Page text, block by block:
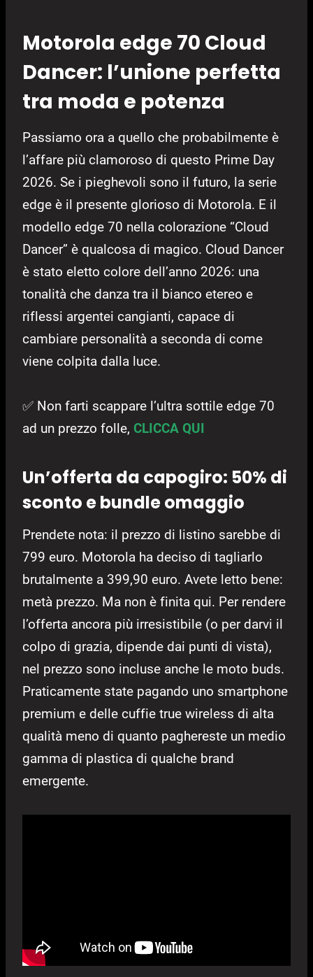
Motorola edge 70 Cloud
Dancer: l’unione perfetta
tra moda e potenza
Passiamo ora a quello che probabilmente è
l’affare più clamoroso di questo Prime Day
2026. Se i pieghevoli sono il futuro, la serie
edge è il presente glorioso di Motorola. E il
modello edge 70 nella colorazione “Cloud
Dancer” è qualcosa di magico. Cloud Dancer
è stato eletto colore dell’anno 2026: una
tonalità che danza tra il bianco etereo e
riflessi argentei cangianti, capace di
cambiare personalità a seconda di come
viene colpita dalla luce.
✅ Non farti scappare l’ultra sottile edge 70
ad un prezzo folle, CLICCA QUI
Un’offerta da capogiro: 50% di
sconto e bundle omaggio
Prendete nota: il prezzo di listino sarebbe di
799 euro. Motorola ha deciso di tagliarlo
brutalmente a 399,90 euro. Avete letto bene:
metà prezzo. Ma non è finita qui. Per rendere
l’offerta ancora più irresistibile (o per darvi il
colpo di grazia, dipende dai punti di vista),
nel prezzo sono incluse anche le moto buds.
Praticamente state pagando uno smartphone
premium e delle cuffie true wireless di alta
qualità meno di quanto paghereste un medio
gamma di plastica di qualche brand
emergente.